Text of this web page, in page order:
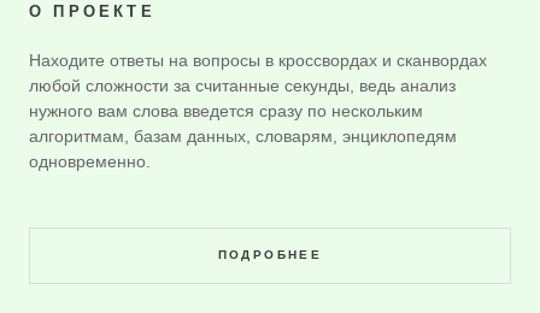
О ПРОЕКТЕ
Находите ответы на вопросы в кроссвордах и сканвордах
любой сложности за считанные секунды, ведь анализ
нужного вам слова введется сразу по нескольким
алгоритмам, базам данных, словарям, энциклопедям
одновременно.
ПОДРОБНЕЕ